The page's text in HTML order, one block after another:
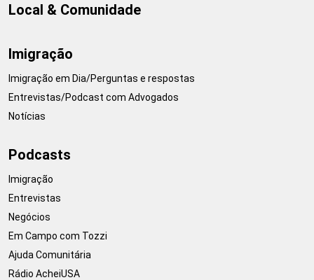
Local & Comunidade
Imigração
Imigração em Dia/Perguntas e respostas
Entrevistas/Podcast com Advogados
Notícias
Podcasts
Imigração
Entrevistas
Negócios
Em Campo com Tozzi
Ajuda Comunitária
Rádio AcheiUSA